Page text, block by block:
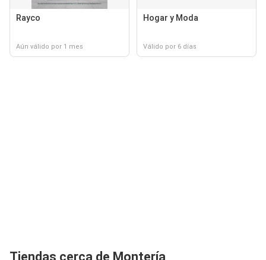
Rayco
Aún válido por 1 mes
Hogar y Moda
Válido por 6 días
Tiendas cerca de Montería